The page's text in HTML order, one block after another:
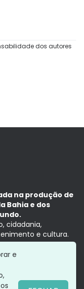
dos autores
na produção de
Bahia e dos
cidadania,
e cultura.
tempo presente,
e